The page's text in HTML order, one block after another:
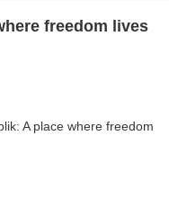
freedom lives